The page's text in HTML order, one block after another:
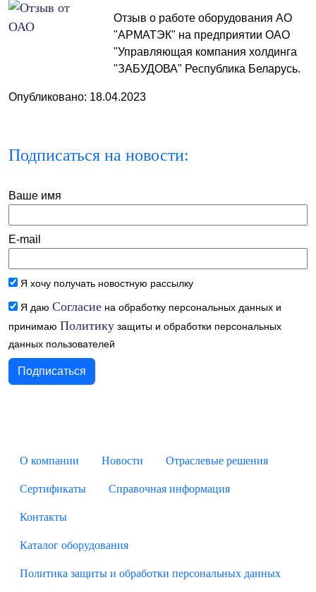
Отзыв о работе оборудования АО
"АРМАТЭК" на предприятии ОАО
"Управляющая компания холдинга
"ЗАБУДОВА" Республика Беларусь.
Опубликовано: 18.04.2023
Подписаться на новости:
Ваше имя
E-mail
Я хочу получать новостную рассылку
Я даю Согласие на обработку персональных данных и
принимаю Политику защиты и обработки персональных
данных пользователей
О компании Новости Отраслевые решения
Сертификаты Справочная информация
Контакты
Каталог оборудования
Политика защиты и обработки персональных данных